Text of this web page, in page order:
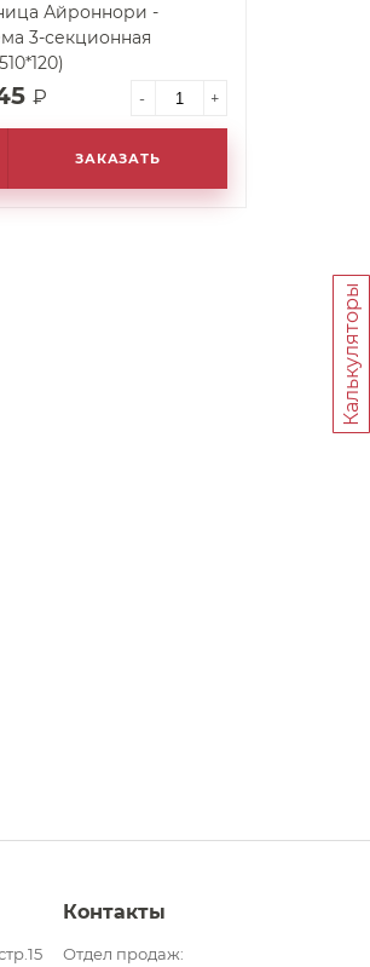
Айроннори -
3-секционная
₽ - +
ЗАКАЗАТЬ
Калькуляторы
Контакты
Отдел продаж: